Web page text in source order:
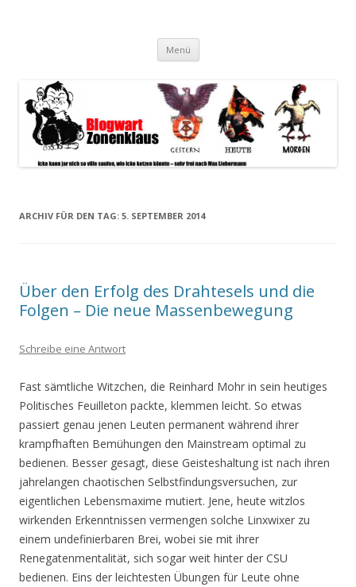
spiegeln im wesentlichen den Gesundheitszustand dieser unserer
Menü Zum
springen
ARCHIV FÜR DEN TAG: 5. SEPTEMBER 2014
Über den Erfolg des Drahtesels und die
Folgen – Die neue Massenbewegung
Schreibe eine Antwort
Fast sämtliche Witzchen, die Reinhard Mohr in sein heutiges
Politisches Feuilleton packte, klemmen leicht. So etwas
passiert genau jenen Leuten permanent während ihrer
krampfhaften Bemühungen den Mainstream optimal zu
bedienen. Besser gesagt, diese Geisteshaltung ist nach ihren
jahrelangen chaotischen Selbstfindungsversuchen, zur
eigentlichen Lebensmaxime mutiert. Jene, heute witzlos
wirkenden Erkenntnissen vermengen solche Linxwixer zu
einem undefinierbaren Brei, wobei sie mit ihrer
Renegatenmentalität, sich sogar weit hinter der CSU
bedienen. Eins der leichtesten Übungen für Leute ohne